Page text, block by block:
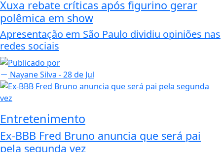
Xuxa rebate críticas após figurino gerar
polêmica em show
Apresentação em São Paulo dividiu opiniões nas
redes sociais
Nayane Silva - 28 de Jul
Entretenimento
Ex-BBB Fred Bruno anuncia que será pai
pela segunda vez